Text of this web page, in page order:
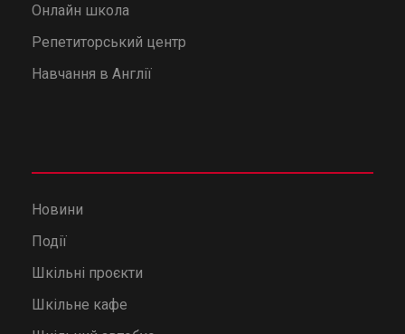
Онлайн школа
Репетиторський центр
Навчання в Англії
Новини
Події
Шкільні проєкти
Шкільне кафе